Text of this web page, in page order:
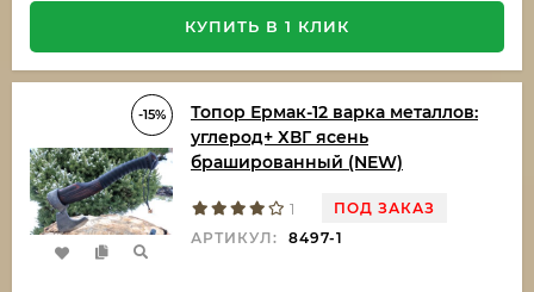
КУПИТЬ В 1 КЛИК
-15%
Топор Ермак-12 варка металлов:
углерод+ ХВГ ясень
брашированный (NEW)
1
ПОД ЗАКАЗ
АРТИКУЛ:
8497-1